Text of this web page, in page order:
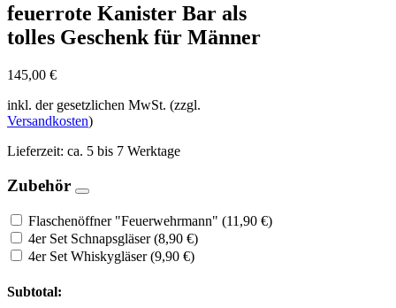
feuerrote Kanister Bar als
tolles Geschenk für Männer
145,00 €
inkl. der gesetzlichen MwSt. (zzgl.
Versandkosten)
Lieferzeit: ca. 5 bis 7 Werktage
Zubehör
Flaschenöffner "Feuerwehrmann" (11,90 €)
4er Set Schnapsgläser(8,90 €)
4er Set Whiskygläser(9,90 €)
Subtotal: